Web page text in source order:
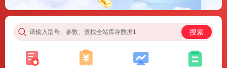
请输入型号、参数、查找全站库存数据1 搜索